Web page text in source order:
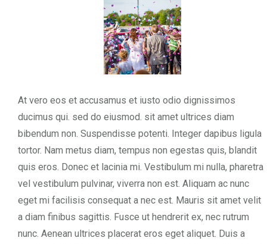
At vero eos et accusamus et iusto odio dignissimos
ducimus qui. sed do eiusmod. sit amet ultrices diam
bibendum non. Suspendisse potenti. Integer dapibus ligula
tortor. Nam metus diam, tempus non egestas quis, blandit
quis eros. Donec et lacinia mi. Vestibulum mi nulla, pharetra
vel vestibulum pulvinar, viverra non est. Aliquam ac nunc
eget mi facilisis consequat a nec est. Mauris sit amet velit
a diam finibus sagittis. Fusce ut hendrerit ex, nec rutrum
nunc. Aenean ultrices placerat eros eget aliquet. Duis a